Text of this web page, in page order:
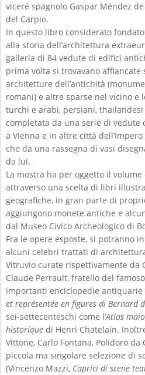
viceré spagnolo Gaspar Méndez
del Carpio.
In questo libro considerato
alla storia dell’architettura
galleria di 84 vedute di edifici
prima volta si trovavano
architetture dell’antichità
romani) e altre sparse nel vicino e
turchi e arabi, persiani, thailandesi
completata da una serie di vedute
a Vienna e in altre città
che da una rassegna di vasi
da lui.
La mostra ha per oggetto il
attraverso una scelta di libri
geografiche, in gran parte di
aggiungono monete antiche e
dal Museo Civico Archeologico di
Fra le opere esposte, si potranno
alcuni celebri trattati di
Vitruvio curate rispettivamente da
Claude Perrault, fratello del
importanti enciclopedie antiquarie
et représentée en figures di Bernard
sei-settecenteschi come l’Atlas maio
historique di Henri Chatelain.
Vittone, Carlo Fontana, Polidoro da
piccola ma singolare selezione di
(Vincenzo Mazzi, Caprici di scene